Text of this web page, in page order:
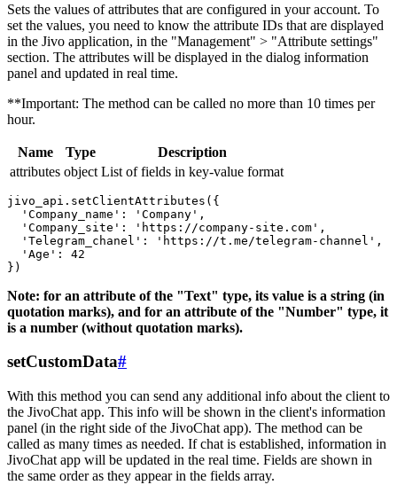
Sets the values ​​of attributes that are configured in your account. To
set the values, you need to know the attribute IDs that are displayed
in the Jivo application, in the "Management" > "Attribute settings"
section. The attributes will be displayed in the dialog information
panel and updated in real time.
**Important: The method can be called no more than 10 times per
hour.
Name Type
Description
attributes object List of fields in key-value format
jivo_api.setClientAttributes({
  'Company_name': 'Company',
  'Company_site': 'https://company-site.com',
  'Telegram_chanel': 'https://t.me/telegram-channel',
  'Age': 42
Note: for an attribute of the "Text" type, its value is a string (in
quotation marks), and for an attribute of the "Number" type, it
is a number (without quotation marks).
setCustomData#
With this method you can send any additional info about the client to
the JivoChat app. This info will be shown in the client's information
panel (in the right side of the JivoChat app). The method can be
called as many times as needed. If chat is established, information in
JivoChat app will be updated in the real time. Fields are shown in
the same order as they appear in the fields array.